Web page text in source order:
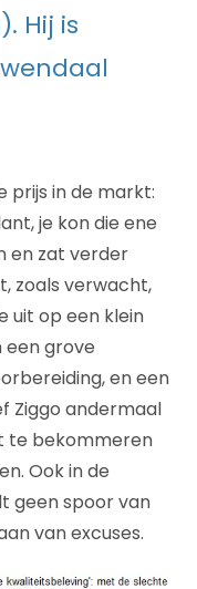
Hij is
prijs in de markt:
je kon die ene
en zat verder
zoals verwacht,
uit op een klein
grove
en een
Ziggo andermaal
te bekommeren
Ook in de
geen spoor van
van excuses.